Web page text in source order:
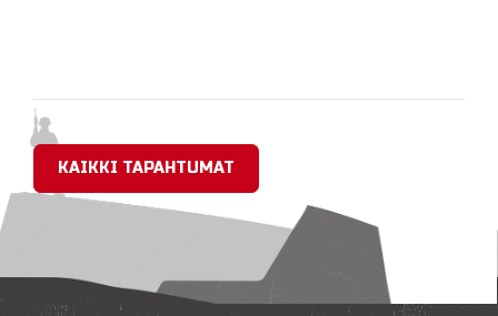
KAIKKI TAPAHTUMAT